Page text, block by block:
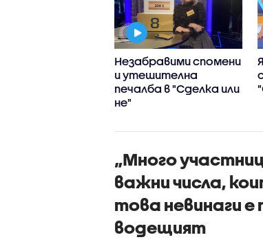
Незабравими спомени
и утешителна
печалба в "Сделка или
не"
„Много
важни числа,
това невинаги
водещият